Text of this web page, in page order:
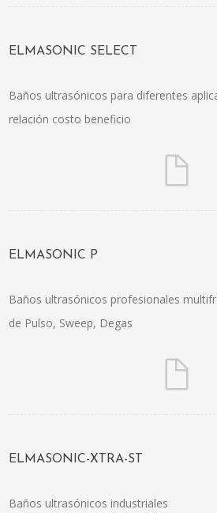
ELMASONIC SELECT
Baños ultrasónicos para diferentes
relación costo beneficio
ELMASONIC P
Baños ultrasónicos profesionales
de Pulso, Sweep, Degas
ELMASONIC-XTRA-ST
Baños ultrasónicos industriales